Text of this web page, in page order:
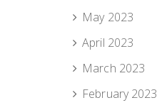
May 2023
April 2023
March 2023
February 2023